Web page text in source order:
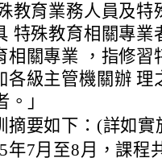
教育業務人員及特
特殊教育相關專業
相關專業 ，指修習
各級主管機關辦 理
」
摘要如下：(詳如實
年7月至8月，課程